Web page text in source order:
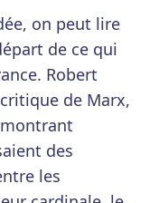
on peut lire
de ce qui
Robert
de Marx,
des
les